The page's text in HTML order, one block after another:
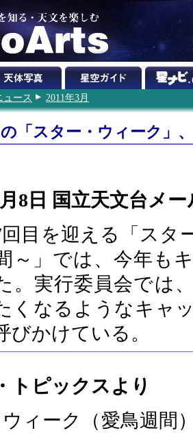
ュース 2011年3月
「スター・ウィーク」
月8日 国立天文台メ
目を迎える「スタ
～」では、今年も
。実行委員会では
くなるようなキャ
びかけている。
トピックスより
ウィーク（愛鳥週間